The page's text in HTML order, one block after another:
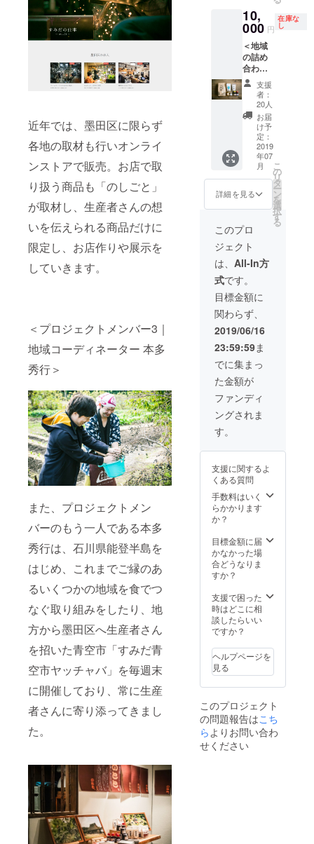
近年では、墨田区に限らず
各地の取材も行いオンライ
ンストアで販売。お店で取
り扱う商品も「のしごと」
が取材し、生産者さんの想
いを伝えられる商品だけに
限定し、お店作りや展示を
していきます。
＜プロジェクトメンバー3｜
地域コーディネーター 本多
秀行＞
また、プロジェクトメン
バーのもう一人である本多
秀行は、石川県能登半島を
はじめ、これまでご縁のあ
るいくつかの地域を食でつ
なぐ取り組みをしたり、地
方から墨田区へ生産者さん
を招いた青空市「すみだ青
空市ヤッチャバ」を毎週末
に開催しており、常に生産
者さんに寄り添ってきまし
た。
ル一日
券は見
学ツ
アー当
日のみ
有効 ※
支援
時、必
ず備考
欄にご
希望の
お名前
をご記
入くだ
さい。
ない場
合は
IREの
ユー
ザー名
を掲載
いたし
ます。
ご了承
くださ
い。
希望の
お名前
をご記
入くだ
さい。
記入の
ない場
合は
CAMPF
IREの
ユー
ザー名
を掲載
いたし
ます。
くださ
い。
相談に
乗りま
すが、
チョイ
スはお
任せし
ていた
だく形
になる
ので、
雑貨を
お選び
いただ
くこと
はでき
ん。 ※
画像は
ジで
す。 ※
内容が
変更に
合があ
りま
す。 ※
グッズ
のお色
などは
お選び
いただ
けませ
ん。 ※
支援
時、必
ず備考
お名前
をご記
入くだ
さい。
記入の
ない場
IREの
ユー
ザー名
ます。
ご了承
くださ
い。
す。 ※
画像は
イメー
ジで
す。掲
載位置
等はこ
ちらで
決めさ
せてい
ただき
ます。
※スポン
サー名
を掲載
転車は
お選び
けませ
ん。 ※
内容が
変更に
合があ
りま
す。 ※
グッズ
のお色
などは
お選び
いただ
けませ
ん。 ※
支援
時、必
ず備考
お名前
をご記
入くだ
さい。
記入の
ない場
IREの
ユー
ザー名
ます。
ご了承
くださ
い。
手ぬぐ
い ー
伝所鳩
オリジ
ナルス
テッ
カー×3
枚 ー
伝所鳩
オリジ
ナルマ
スキン
グテー
プ ー
伝所鳩
オリジ
ナル一
イメー
す。 ※
内容が
変更に
なる場
合があ
りま
す。 ※
グッズ
などは
お選び
いただ
けませ
ん。 ※
支援
時、必
希望の
お名前
をご記
入くだ
さい。
記入の
CAMPF
IREの
ユー
いたし
ます。
ご了承
くださ
ブ
（https:
//densh
obato.t
okyo）
に名前
を1年間
掲載さ
せてい
ただき
ます。
・お礼
のメー
ルに加
えて、
下記を
お届け
ー千
輪オリ
ジナル
手ぬぐ
い ー
伝所鳩
オリジ
ナルス
テッ
カー×3
枚 ー
伝所鳩
オリジ
ナルマ
スキン
グテー
プ ー
伝所鳩
筆箋 ※
画像は
イメー
ジで
す。 ※
内容が
合があ
りま
す。 ※
などは
お選び
いただ
けませ
支援
時、必
ず備考
欄にご
お名前
をご記
入くだ
さい。
記入の
10,
000 円
在庫な
し
＜地域
の詰め
合わせ
をお届
けで応
援コー
ス＞ ・
伝所鳩
から感
謝の気
持ちが
メール
で届き
ます。
・ウェ
ブ
（https:
//densh
obato.t
okyo）
に名前
を1年間
掲載さ
せてい
ただき
ます。
・お礼
のメー
ルに加
えて、
下記を
お届け
しま
す。
1kg（千
古町）
ー能
登輪島
塩（石
川県能
ー谷
川醸造
のおか
ず味噌
県能登
町）
ー舳
倉屋の
（石川
県能登
町）
ー
ゆの花
房 もろ
みみそ
（兵庫
県豊岡
支援
者：
20人
お届
け予
定：
2019
年07
月
詳細を見る
こ
の
リ
タ
ー
ン
を
選
択
す
る
このプロ
ジェクト
は、 All-In方
式です。
目標金額に
関わらず、
2019/06/16
23:59:59ま
でに集まっ
た金額が
ファンディ
ングされま
す。
支援に関するよ
くある質問
手数料はいく
らかかります
か？
目標金額に届
かなかった場
合どうなりま
すか？
支援で困った
時はどこに相
談したらいい
ですか？
ヘルプページを
見る
このプロジェクト
の問題報告はこち
ら よりお問い合わ
せください